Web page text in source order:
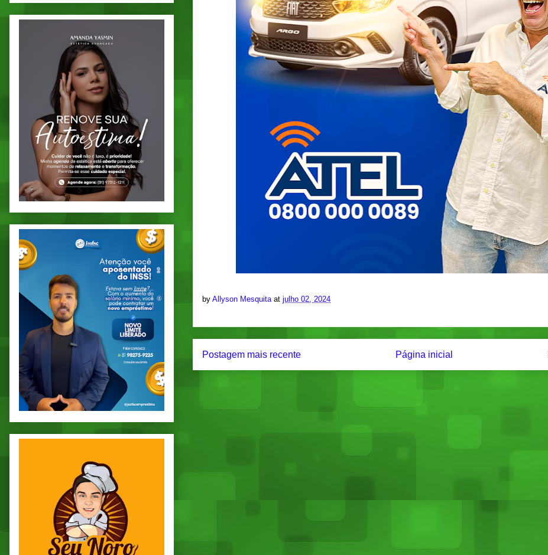
by Allyson Mesquita at julho 02, 2024
Postagem mais recente Página inicial